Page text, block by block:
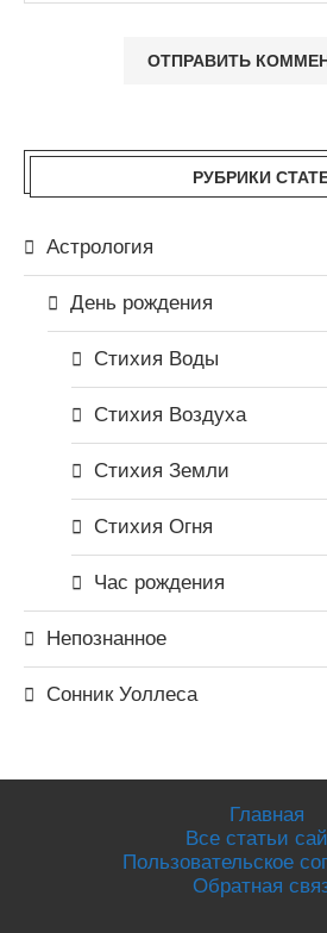
РУБРИКИ
Астрология
День рождения
Стихия Воды
Стихия Воздуха
Стихия Земли
Стихия Огня
Час рождения
Непознанное
Сонник Уоллеса
Главная
Все статьи
Пользовательское
Обратная